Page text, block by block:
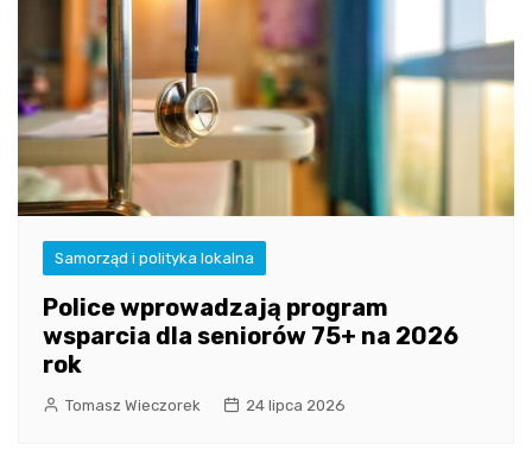
Samorząd i polityka lokalna
Police wprowadzają program
wsparcia dla seniorów 75+ na 2026
rok
Tomasz Wieczorek 24 lipca 2026